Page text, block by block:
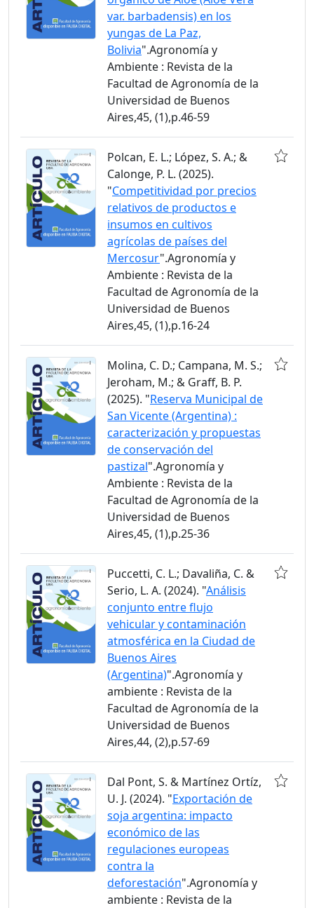
var. barbadensis) en los
yungas de La Paz,
Bolivia".Agronomía y
Ambiente : Revista de la
Facultad de Agronomía de la
Universidad de Buenos
Aires,45, (1),p.46-59
Polcan, E. L.; López, S. A.; &
Calonge, P. L. (2025).
"Competitividad por precios
relativos de productos e
insumos en cultivos
agrícolas de países del
Mercosur".Agronomía y
Ambiente : Revista de la
Facultad de Agronomía de la
Universidad de Buenos
Aires,45, (1),p.16-24
Molina, C. D.; Campana, M. S.;
Jeroham, M.; & Graff, B. P.
(2025). "Reserva Municipal de
San Vicente (Argentina) :
caracterización y propuestas
de conservación del
pastizal".Agronomía y
Ambiente : Revista de la
Facultad de Agronomía de la
Universidad de Buenos
Aires,45, (1),p.25-36
Puccetti, C. L.; Davaliña, C. &
Serio, L. A. (2024). "Análisis
conjunto entre flujo
vehicular y contaminación
atmosférica en la Ciudad de
Buenos Aires
(Argentina)".Agronomía y
ambiente : Revista de la
Facultad de Agronomía de la
Universidad de Buenos
Aires,44, (2),p.57-69
Dal Pont, S. & Martínez Ortíz,
U. J. (2024). "Exportación de
soja argentina: impacto
económico de las
regulaciones europeas
contra la
deforestación".Agronomía y
ambiente : Revista de la